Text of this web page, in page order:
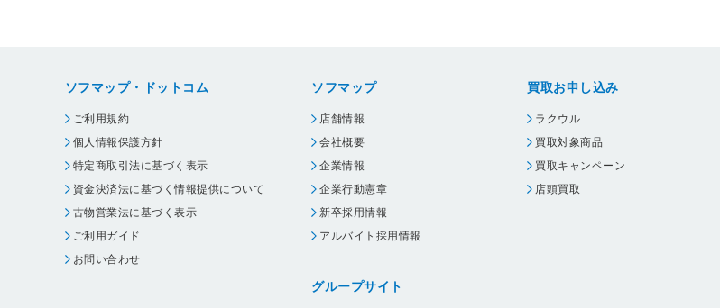
ソフマップ・ドットコム
ご利用規約
個人情報保護方針
特定商取引法に基づく表示
資金決済法に基づく情報提供について
古物営業法に基づく表示
ご利用ガイド
お問い合わせ
ソフマップ
店舗情報
会社概要
企業情報
企業行動憲章
新卒採用情報
アルバイト採用情報
グループサイト
買取お申し込み
ラクウル
買取対象商品
買取キャンペーン
店頭買取